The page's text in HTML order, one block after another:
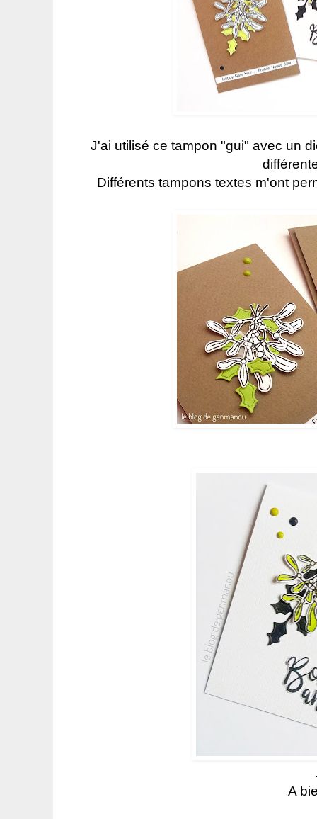
J'ai utilisé ce tampon "gui" avec un
Différents tampons textes m'ont
A